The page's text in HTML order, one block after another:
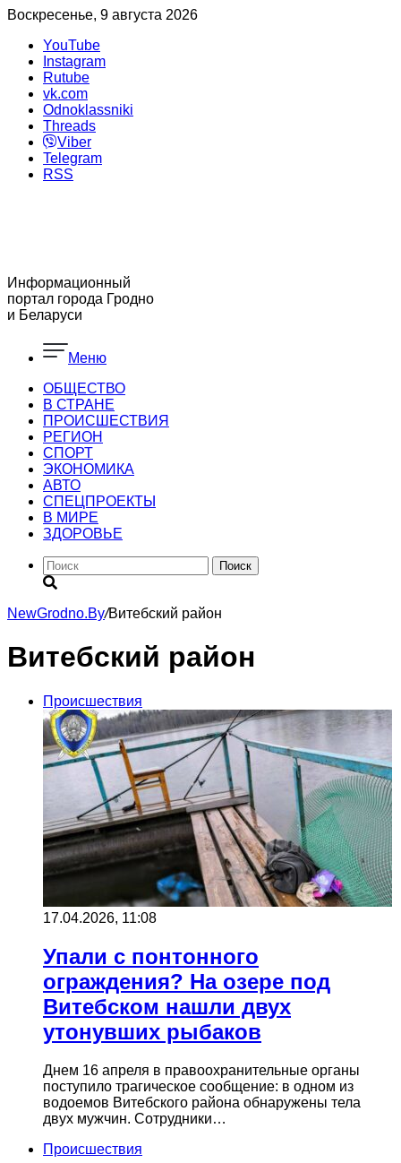
Воскресенье, 9 августа 2026
YouTube
Instagram
Rutube
vk.com
Odnoklassniki
Threads
Viber
Telegram
RSS
Информационный
портал города Гродно
и Беларуси
Меню
ОБЩЕСТВО
В СТРАНЕ
ПРОИСШЕСТВИЯ
РЕГИОН
CПОРТ
ЭКОНОМИКА
АВТО
СПЕЦПРОЕКТЫ
В МИРЕ
ЗДОРОВЬЕ
Поиск
NewGrodno.By/Витебский район
Витебский район
Происшествия
17.04.2026, 11:08
Упали с понтонного
ограждения? На озере под
Витебском нашли двух
утонувших рыбаков
Днем 16 апреля в правоохранительные органы
поступило трагическое сообщение: в одном из
водоемов Витебского района обнаружены тела
двух мужчин. Сотрудники…
Происшествия